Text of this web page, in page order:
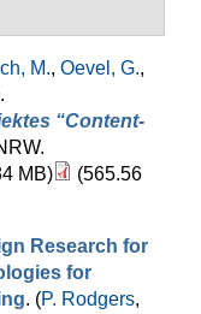
M., Oevel, G.,
“Content-
MB)
(565.56
Research for
for
. (P. Rodgers,